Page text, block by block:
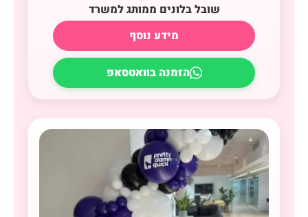
שובל בלונים ממותג למשרד
מידע נוסף
הזמנה בוואטסאפ